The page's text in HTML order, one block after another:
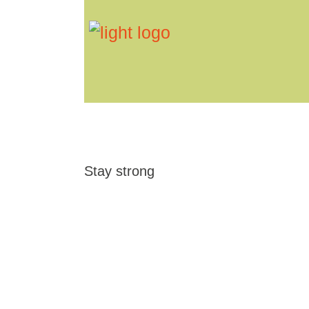
Stay strong